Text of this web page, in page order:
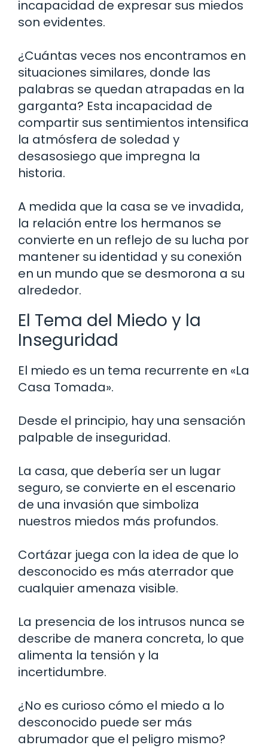
incapacidad de expresar sus miedos
son evidentes.
¿Cuántas veces nos encontramos en
situaciones similares, donde las
palabras se quedan atrapadas en la
garganta? Esta incapacidad de
compartir sus sentimientos intensifica
la atmósfera de soledad y
desasosiego que impregna la
historia.
A medida que la casa se ve invadida,
la relación entre los hermanos se
convierte en un reflejo de su lucha por
mantener su identidad y su conexión
en un mundo que se desmorona a su
alrededor.
El Tema del Miedo y la
Inseguridad
El miedo es un tema recurrente en «La
Casa Tomada».
Desde el principio, hay una sensación
palpable de inseguridad.
La casa, que debería ser un lugar
seguro, se convierte en el escenario
de una invasión que simboliza
nuestros miedos más profundos.
Cortázar juega con la idea de que lo
desconocido es más aterrador que
cualquier amenaza visible.
La presencia de los intrusos nunca se
describe de manera concreta, lo que
alimenta la tensión y la
incertidumbre.
¿No es curioso cómo el miedo a lo
desconocido puede ser más
abrumador que el peligro mismo?